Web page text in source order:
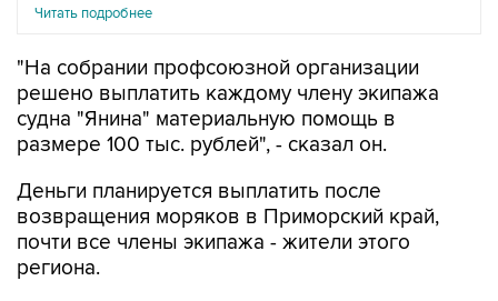
Читать подробнее
"На собрании профсоюзной организации
решено выплатить каждому члену экипажа
судна "Янина" материальную помощь в
размере 100 тыс. рублей", - сказал он.
Деньги планируется выплатить после
возвращения моряков в Приморский край,
почти все члены экипажа - жители этого
региона.